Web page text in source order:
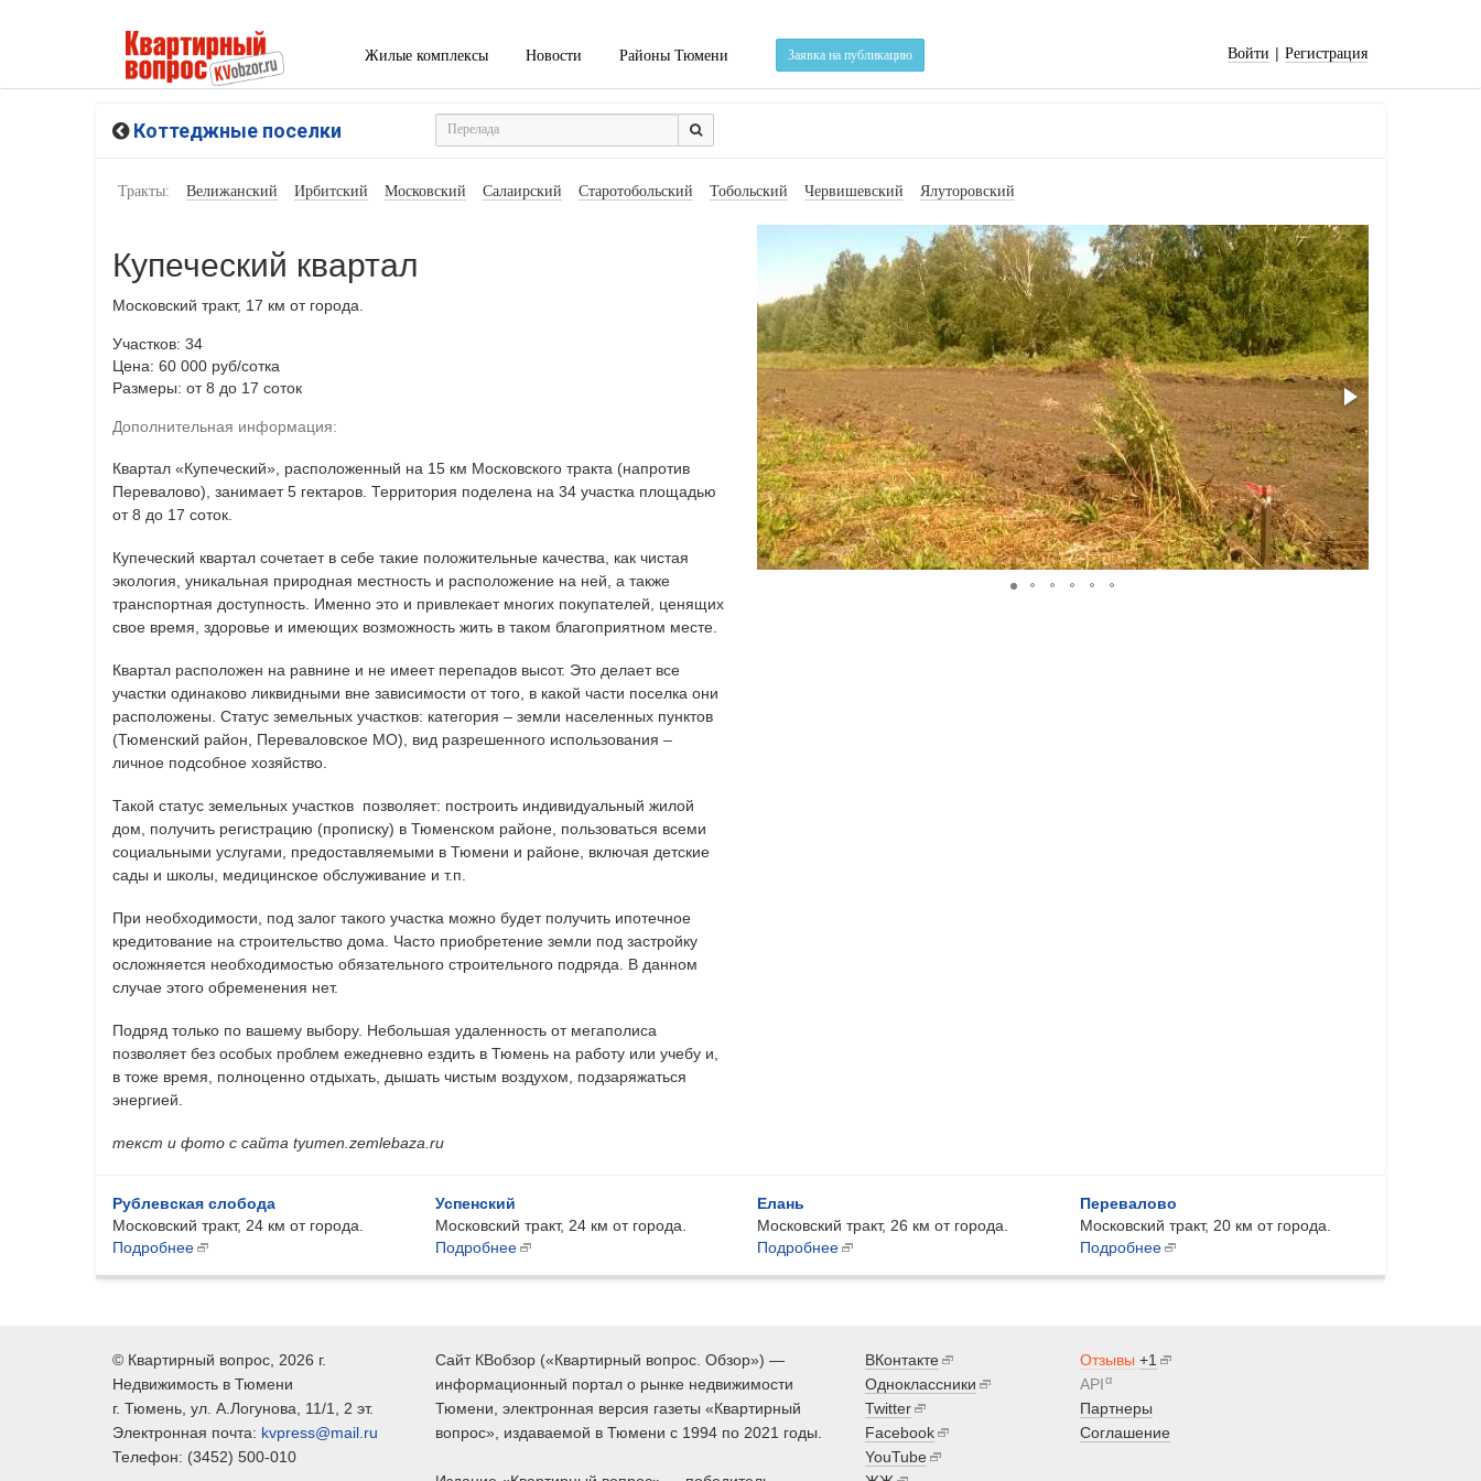
Жилые комплексы Новости Районы Тюмени Заявка на публикацию Войти | Регистрация
Коттеджные поселки
Тракты: Велижанский Ирбитский Московский Салаирский Старотобольский Тобольский Червишевский Ялуторовский
Купеческий квартал
Московский тракт, 17 км от города.
Участков: 34
Цена: 60 000 руб/сотка
Размеры: от 8 до 17 соток
Дополнительная информация:
Квартал «Купеческий», расположенный на 15 км Московского тракта (напротив
Перевалово), занимает 5 гектаров. Территория поделена на 34 участка площадью
от 8 до 17 соток.
Купеческий квартал сочетает в себе такие положительные качества, как чистая
экология, уникальная природная местность и расположение на ней, а также
транспортная доступность. Именно это и привлекает многих покупателей, ценящих
свое время, здоровье и имеющих возможность жить в таком благоприятном месте.
Квартал расположен на равнине и не имеет перепадов высот. Это делает все
участки одинаково ликвидными вне зависимости от того, в какой части поселка они
расположены. Статус земельных участков: категория – земли населенных пунктов
(Тюменский район, Переваловское МО), вид разрешенного использования –
личное подсобное хозяйство.
Такой статус земельных участков позволяет: построить индивидуальный жилой
дом, получить регистрацию (прописку) в Тюменском районе, пользоваться всеми
социальными услугами, предоставляемыми в Тюмени и районе, включая детские
сады и школы, медицинское обслуживание и т.п.
При необходимости, под залог такого участка можно будет получить ипотечное
кредитование на строительство дома. Часто приобретение земли под застройку
осложняется необходимостью обязательного строительного подряда. В данном
случае этого обременения нет.
Подряд только по вашему выбору. Небольшая удаленность от мегаполиса
позволяет без особых проблем ежедневно ездить в Тюмень на работу или учебу и,
в тоже время, полноценно отдыхать, дышать чистым воздухом, подзаряжаться
энергией.
текст и фото с сайта tyumen.zemlebaza.ru
Рублевская слобода
Московский тракт, 24 км от города.
Подробнее
Успенский
Московский тракт, 24 км от города.
Подробнее
Елань
Московский тракт, 26 км от города.
Подробнее
Перевалово
Московский тракт, 20 км от города.
Подробнее
© Квартирный вопрос , 2026 г.
Недвижимость в Тюмени
г. Тюмень , ул. А.Логунова, 11/1, 2 эт.
Электронная почта: kvpress@mail.ru
Телефон: (3452) 500-010
Сайт КВобзор («Квартирный вопрос. Обзор») —
информационный портал о рынке недвижимости
Тюмени, электронная версия газеты «Квартирный
вопрос», издаваемой в Тюмени с 1994 по 2021 годы.
ВКонтакте
Одноклассники
Twitter
Facebook
YouTube
Отзывы +1
APIα
Партнеры
Соглашение